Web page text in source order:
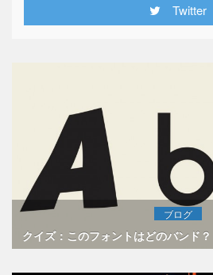
Twitter
ブログ
クイズ：このフォントはどのバンド？